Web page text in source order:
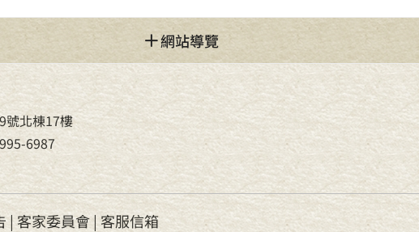
網站導覽
號北棟17樓
6987
| 客家委員會| 客服信箱